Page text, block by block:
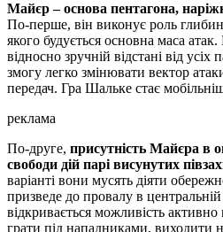
Майєр – основа пентагона,
По-перше, він виконує роль
якого будується основна маса
відносно зручній відстані від
змогу легко змінювати вектор
передач. Гра Шальке стає
реклама
По-друге, присутність Майєра в
свободи дій парі висунутих
варіанті вони мусять діяти
призведе до провалу в
відкривається можливість активно
грати під нападниками, виходити